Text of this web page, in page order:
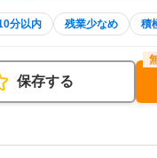
分以内 残業少なめ 積
保存する